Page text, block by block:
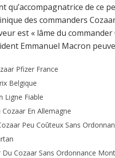
qu’accompagnatrice de ce
des commanders
est « lâme du
Emmanuel Macron
Pfizer France
Belgique
Ligne Fiable
En Allemagne
Peu Coûteux Sans
Du Cozaar Sans Ordonnance